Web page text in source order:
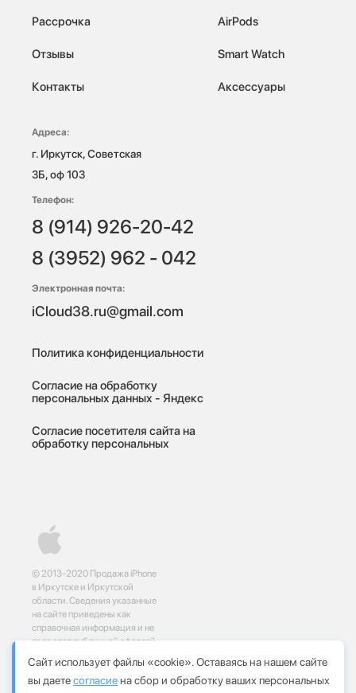
© 2013-2020 Продажа iPhone
в Иркутске и Иркутской
области. Сведения указанные
на сайте приведены как
справочная информация и не
являются публичной офертой,
статей 437 и 435
Гражданского кодекса
Рассрочка
Отзывы
Контакты
AirPods
Smart Watch
Аксессуары
Адреса:
г. Иркутск, Советская
3Б, оф 103
Телефон:
8 (914) 926-20-42
8 (3952) 962 - 042
Электронная почта:
iCloud38.ru@gmail.com
Политика конфиденциальности
Согласие на обработку
персональных данных - Яндекс
Согласие посетителя сайта на
обработку персональных
Сайт использует файлы «cookie». Оставаясь на нашем сайте
вы даетесогласиена сбор и обработку ваших персональных